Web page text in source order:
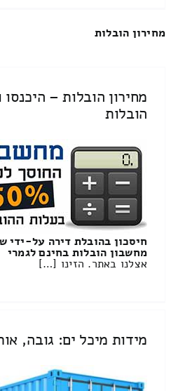
מחירון הובלות
מחירון הובלות –
הובלות
חיסכון בהובלת דירה על-ידי
מחשבון הובלות בחינם לגמרי
אצלנו באתר. הזינו […]
מידות מיכל ים: גובה,